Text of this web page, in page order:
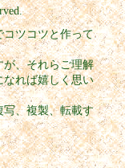
コツコツと作って
が、それらご理解
なれば嬉しく思い
写、複製、転載す